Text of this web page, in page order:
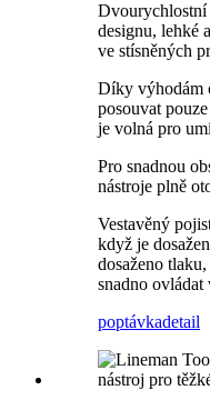
Dvourychlostní
designu, lehké
ve stísněných
Díky výhodám
posouvat
je volná pro
Pro snadnou
nástroje plně
Vestavěný
když je
dosaženo
snadno
poptávkadetail